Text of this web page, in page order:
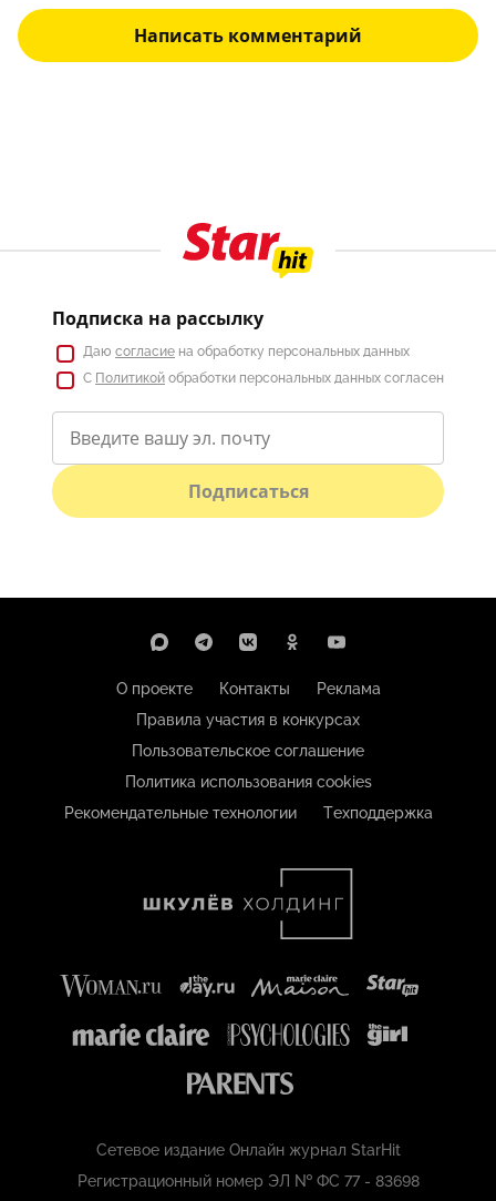
Написать комментарий
Подписка на рассылку
Даю согласие на обработку персональных данных
С Политикой обработки персональных данных согласен
Подписаться
О проекте Контакты
Реклама
Правила участия в конкурсах
Пользовательское соглашение
Политика использования cookies
Рекомендательные технологии
Техподдержка
Сетевое издание Онлайн журнал StarHit
Регистрационный номер ЭЛ № ФС 77 - 83698